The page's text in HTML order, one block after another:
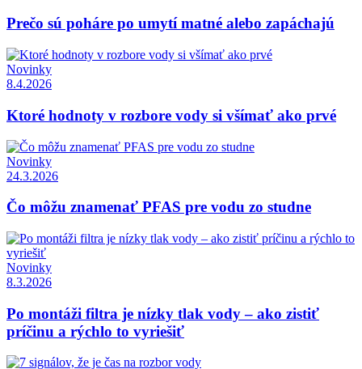
Prečo sú poháre po umytí matné alebo zapáchajú
Novinky
8.4.2026
Ktoré hodnoty v rozbore vody si všímať ako prvé
Novinky
24.3.2026
Čo môžu znamenať PFAS pre vodu zo studne
Novinky
8.3.2026
Po montáži filtra je nízky tlak vody – ako zistiť
príčinu a rýchlo to vyriešiť